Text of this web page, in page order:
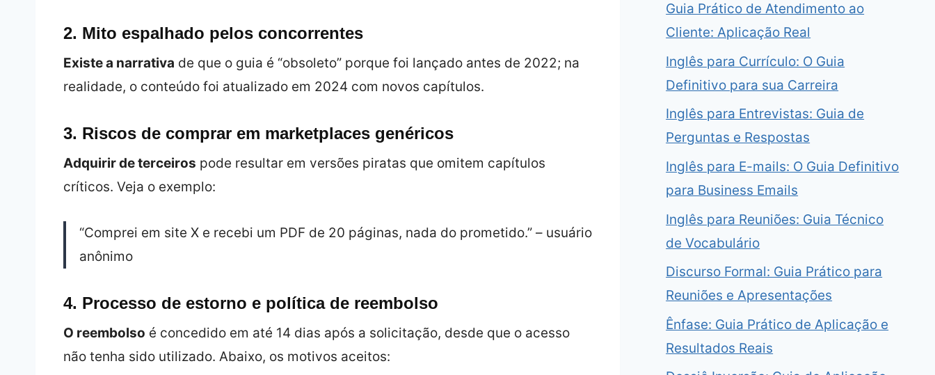
2. Mito espalhado pelos concorrentes
Existe a narrativa de que o guia é “obsoleto” porque foi lançado antes de 2022; na
realidade, o conteúdo foi atualizado em 2024 com novos capítulos.
3. Riscos de comprar em marketplaces genéricos
Adquirir de terceiros pode resultar em versões piratas que omitem capítulos
críticos. Veja o exemplo:
“Comprei em site X e recebi um PDF de 20 páginas, nada do prometido.” – usuário
anônimo
4. Processo de estorno e política de reembolso
O reembolso é concedido em até 14 dias após a solicitação, desde que o acesso
não tenha sido utilizado. Abaixo, os motivos aceitos:
Guia Prático de Atendimento ao
Cliente: Aplicação Real
Inglês para Currículo: O Guia
Definitivo para sua Carreira
Inglês para Entrevistas: Guia de
Perguntas e Respostas
Inglês para E-mails: O Guia Definitivo
para Business Emails
Inglês para Reuniões: Guia Técnico
de Vocabulário
Discurso Formal: Guia Prático para
Reuniões e Apresentações
Ênfase: Guia Prático de Aplicação e
Resultados Reais